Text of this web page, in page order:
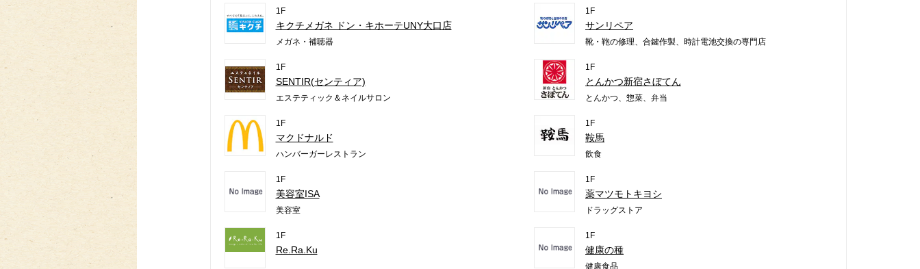
1F
キクチメガネ ドン・キホーテUNY大口店
メガネ・補聴器
1F
サンリペア
靴・鞄の修理、合鍵作製、時計電池交換の専門店
1F
SENTIR(センティア)
エステティック＆ネイルサロン
1F
とんかつ新宿さぼてん
とんかつ、惣菜、弁当
1F
マクドナルド
ハンバーガーレストラン
1F
鞍馬
飲食
1F
美容室ISA
美容室
1F
薬マツモトキヨシ
ドラッグストア
1F
Re.Ra.Ku
1F
健康の種
健康食品